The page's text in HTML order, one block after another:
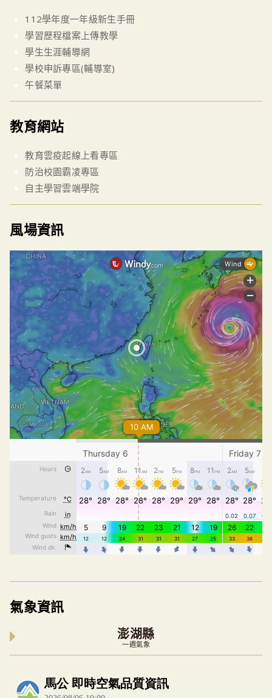
112學年度一年級新生手冊
學習歷程檔案上傳教學
學生生涯輔導網
學校申訴專區(輔導室)
午餐菜單
教育網站
教育雲疫起線上看專區
防治校園霸凌專區
自主學習雲端學院
風場資訊
氣象資訊
澎湖縣
一週氣象
內嵌空氣品質小工具為視覺預覽，完整即時空